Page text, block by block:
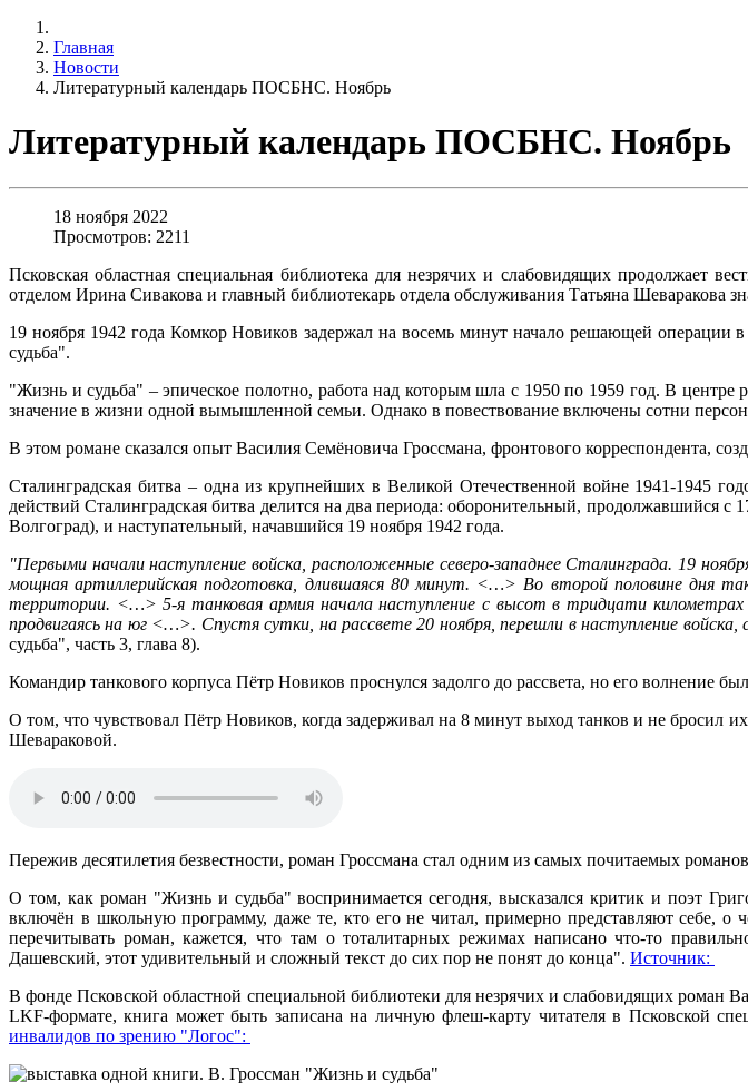
Главная
Новости
Литературный календарь ПОСБНС. Ноябрь
Литературный календарь ПОСБНС. Ноябрь
18 ноября 2022
Просмотров: 2211
Псковская областная специальная библиотека для незрячих и слабовидящих продолжает
отделом Ирина Сивакова и главный библиотекарь отдела обслуживания Татьяна Шеваракова
19 ноября 1942 года Комкор Новиков задержал на восемь минут начало решающей
судьба".
"Жизнь и судьба" – эпическое полотно, работа над которым шла с 1950 по 1959 год. В центре
значение в жизни одной вымышленной семьи. Однако в повествование включены сотни
В этом романе сказался опыт Василия Семёновича Гроссмана, фронтового корреспондента,
Сталинградская битва – одна из крупнейших в Великой Отечественной войне 1941-1945
действий Сталинградская битва делится на два периода: оборонительный, продолжавшийся
Волгоград), и наступательный, начавшийся 19 ноября 1942 года.
"Первыми начали наступление войска, расположенные северо-западнее Сталинграда. 19
мощная артиллерийская подготовка, длившаяся 80 минут. <…> Во второй половине дня
территории. <…> 5-я танковая армия начала наступление с высот в тридцати километрах
продвигаясь на юг <…>. Спустя сутки, на рассвете 20 ноября, перешли в наступление
судьба", часть 3, глава 8).
Командир танкового корпуса Пётр Новиков проснулся задолго до рассвета, но его волнение
О том, что чувствовал Пётр Новиков, когда задерживал на 8 минут выход танков и не бросил
Шевараковой.
Пережив десятилетия безвестности, роман Гроссмана стал одним из самых почитаемых
О том, как роман "Жизнь и судьба" воспринимается сегодня, высказался критик и поэт
включён в школьную программу, даже те, кто его не читал, примерно представляют себе,
перечитывать роман, кажется, что там о тоталитарных режимах написано что-то
Дашевский, этот удивительный и сложный текст до сих пор не понят до конца". Источник:
В фонде Псковской областной специальной библиотеки для незрячих и слабовидящих роман
LKF-формате, книга может быть записана на личную флеш-карту читателя в Псковской
инвалидов по зрению "Логос":